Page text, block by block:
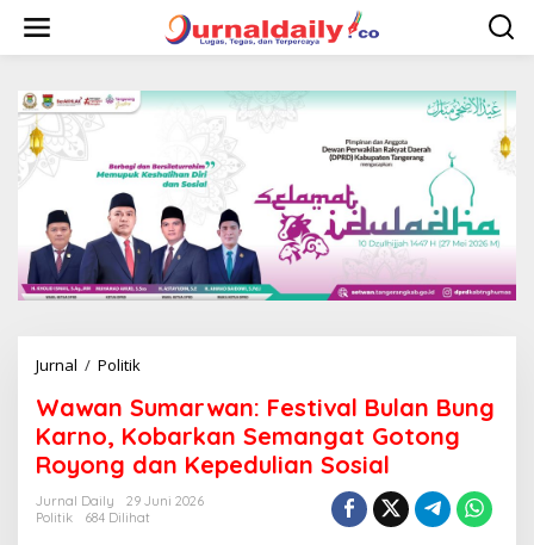
w
Jurnal / Politik
w
a
n
S
u
m
Wawan Sumarwan: Festival Bulan Bung
Karno, Kobarkan Semangat Gotong
Royong dan Kepedulian Sosial
Jurnal Daily
29 Juni 2026
Politik
684 Dilihat